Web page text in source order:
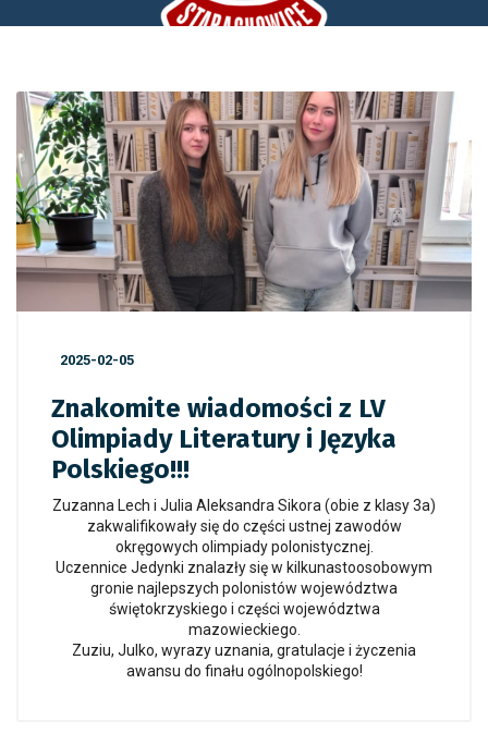
2025-02-05
Znakomite wiadomości z LV
Olimpiady Literatury i Języka
Polskiego!!!
Zuzanna Lech i Julia Aleksandra Sikora (obie z klasy 3a)
zakwalifikowały się do części ustnej zawodów
okręgowych olimpiady polonistycznej.
Uczennice Jedynki znalazły się w kilkunastoosobowym
gronie najlepszych polonistów województwa
świętokrzyskiego i części województwa
mazowieckiego.
Zuziu, Julko, wyrazy uznania, gratulacje i życzenia
awansu do finału ogólnopolskiego!